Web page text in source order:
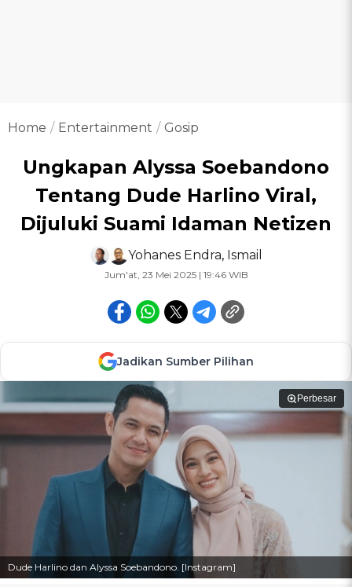
Home Entertainment Gosip
Ungkapan Alyssa Soebandono
Tentang Dude Harlino Viral,
Dijuluki Suami Idaman Netizen
Yohanes Endra, Ismail
Jum'at, 23 Mei 2025 | 19:46 WIB
Jadikan Sumber Pilihan
Perbesar
Dude Harlino dan Alyssa Soebandono. [Instagram]